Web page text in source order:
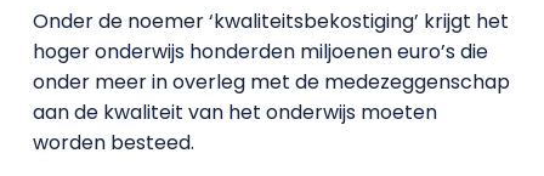
Onder de noemer ‘kwaliteitsbekostiging’ krijgt het
hoger onderwijs honderden miljoenen euro’s die
onder meer in overleg met de medezeggenschap
aan de kwaliteit van het onderwijs moeten
worden besteed.